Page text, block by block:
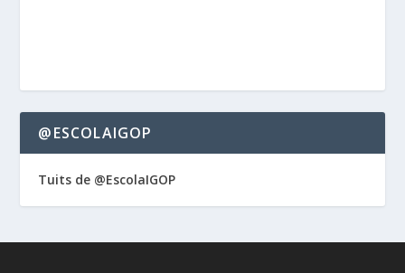
@ESCOLAIGOP
Tuits de @EscolaIGOP